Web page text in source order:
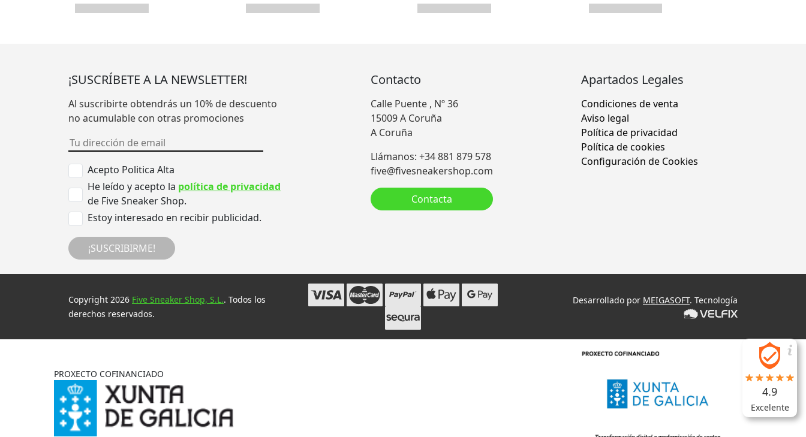
¡SUSCRÍBETE A LA NEWSLETTER!
Al suscribirte obtendrás un 10% de descuento
no acumulable con otras promociones
Acepto Politica Alta
He leído y acepto la política de privacidad
de Five Sneaker Shop.
Estoy interesado en recibir publicidad.
¡SUSCRIBIRME!
Contacto
Calle Puente , Nº 36
15009 A Coruña
A Coruña
Llámanos: +34 881 879 578
five@fivesneakershop.com
Contacta
Apartados Legales
Condiciones de venta
Aviso legal
Política de privacidad
Política de cookies
Configuración de Cookies
Copyright 2026 Five Sneaker Shop, S.L.. Todos los
derechos reservados.
Desarrollado por MEIGASOFT. Tecnología
PROXECTO COFINANCIADO
4.9
Excelente